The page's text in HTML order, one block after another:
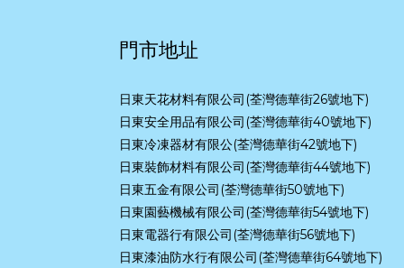
門市地址
日東天花材料有限公司(荃灣德華街26號地下)
日東安全用品有限公司(荃灣德華街40號地下)
日東冷凍器材有限公(荃灣德華街42號地下)
日東裝飾材料有限公司(荃灣德華街44號地下)
日東五金有限公司(荃灣德華街50號地下)
日東園藝機械有限公司(荃灣德華街54號地下)
日東電器行有限公司(荃灣德華街56號地下)
日東漆油防水行有限公司(荃灣德華街64號地下)